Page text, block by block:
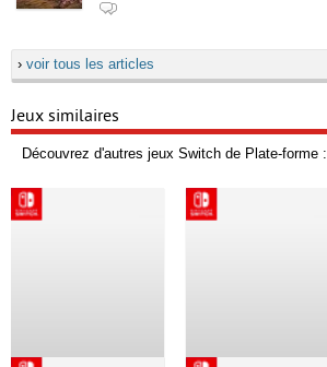
› voir tous les articles
Jeux similaires
Découvrez d'autres jeux Switch de Plate-forme :